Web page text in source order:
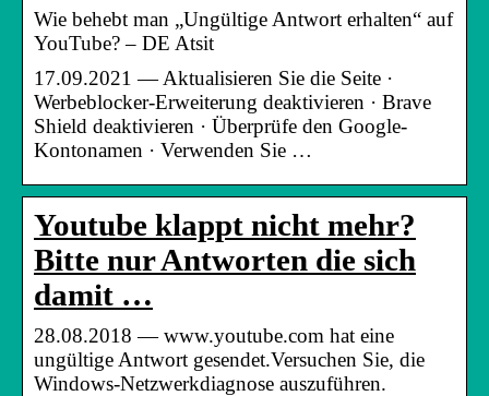
Wie behebt man „Ungültige Antwort erhalten“ auf
YouTube? – DE Atsit
17.09.2021 — Aktualisieren Sie die Seite ·
Werbeblocker-Erweiterung deaktivieren · Brave
Shield deaktivieren · Überprüfe den Google-
Kontonamen · Verwenden Sie …
Youtube klappt nicht mehr?
Bitte nur Antworten die sich
damit …
28.08.2018 — www.youtube.com hat eine
ungültige Antwort gesendet.Versuchen Sie, die
Windows-Netzwerkdiagnose auszuführen.